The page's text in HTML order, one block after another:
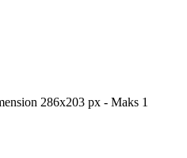
286x203 px - Maks 1